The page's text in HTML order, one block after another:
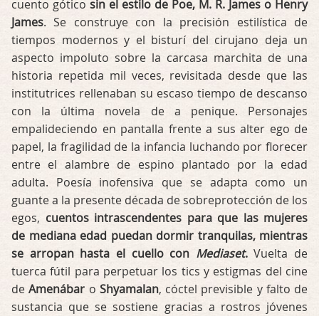
cuento gótico sin el estilo de Poe, M. R. James o Henry
James. Se construye con la precisión estilística de
tiempos modernos y el bisturí del cirujano deja un
aspecto impoluto sobre la carcasa marchita de una
historia repetida mil veces, revisitada desde que las
institutrices rellenaban su escaso tiempo de descanso
con la última novela de a penique. Personajes
empalideciendo en pantalla frente a sus alter ego de
papel, la fragilidad de la infancia luchando por florecer
entre el alambre de espino plantado por la edad
adulta. Poesía inofensiva que se adapta como un
guante a la presente década de sobreprotección de los
egos, cuentos intrascendentes para que las mujeres
de mediana edad puedan dormir tranquilas, mientras
se arropan hasta el cuello con Mediaset.Vuelta de
tuerca fútil para perpetuar los tics y estigmas del cine
deAmenábar o Shyamalan, cóctel previsible y falto de
sustancia que se sostiene gracias a rostros jóvenes